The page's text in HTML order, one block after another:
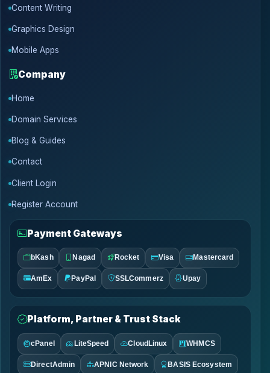
Content Writing
Graphics Design
Mobile Apps
Company
Home
Domain Services
Blog & Guides
Contact
Client Login
Register Account
Payment Gateways
bKash Nagad Rocket Visa Mastercard
AmEx PayPal SSLCommerz Upay
Platform, Partner & Trust Stack
cPanel LiteSpeed CloudLinux WHMCS
DirectAdmin APNIC Network BASIS Ecosystem